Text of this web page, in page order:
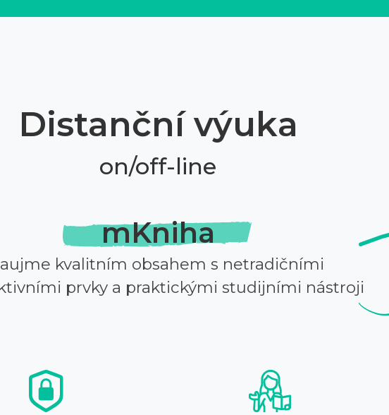
Distanční výuka
on/off-line
mKniha
kvalitním obsahem s netradičními
prvky a praktickými studijními nástroji